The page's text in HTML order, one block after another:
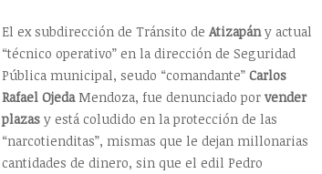
El ex subdirección de Tránsito de Atizapány actual
“técnico operativo” en la dirección de Seguridad
Pública municipal, seudo “comandante” Carlos
Rafael OjedaMendoza, fue denunciado por vender
plazasy está coludido en la protección de las
“narcotienditas”, mismas que le dejan millonarias
cantidades de dinero, sin que el edil Pedro